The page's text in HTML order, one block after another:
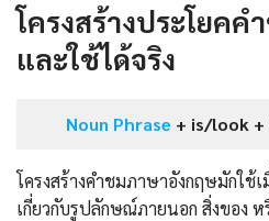
โครงสร้างประโยคค
และใช้ได้จริง
Noun Phrase + is/look
โครงสร้างคำชมภาษาอังกฤษมักใช้
เกี่ยวกับรูปลักษณ์ภายนอก สิ่งของ